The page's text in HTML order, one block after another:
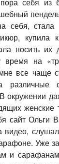
себя, стала
купила
носить их
время на
все чаще
окружении
женские
сайт Ольги
видео,
Уже
и